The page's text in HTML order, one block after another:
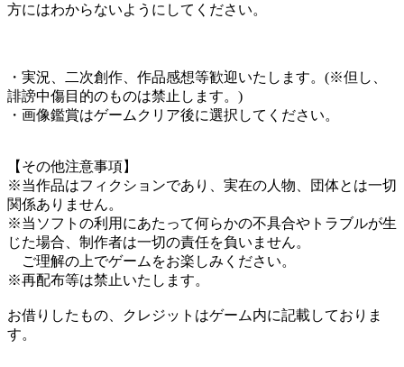
方にはわからないようにしてください。
・実況、二次創作、作品感想等歓迎いたします。(※但し、
誹謗中傷目的のものは禁止します。)
・画像鑑賞はゲームクリア後に選択してください。
【その他注意事項】
※当作品はフィクションであり、実在の人物、団体とは一切
関係ありません。
※当ソフトの利用にあたって何らかの不具合やトラブルが生
じた場合、制作者は一切の責任を負いません。
ご理解の上でゲームをお楽しみください。
※再配布等は禁止いたします。
お借りしたもの、クレジットはゲーム内に記載しておりま
す。